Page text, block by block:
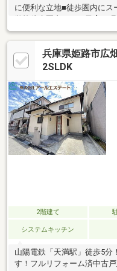
に便利な立地■徒歩圏内にス
兵庫県姫路市広
2SLDK
2階建て
システムキッチン
山陽電鉄「天満駅」徒歩5分
す！フルリフォーム済中古